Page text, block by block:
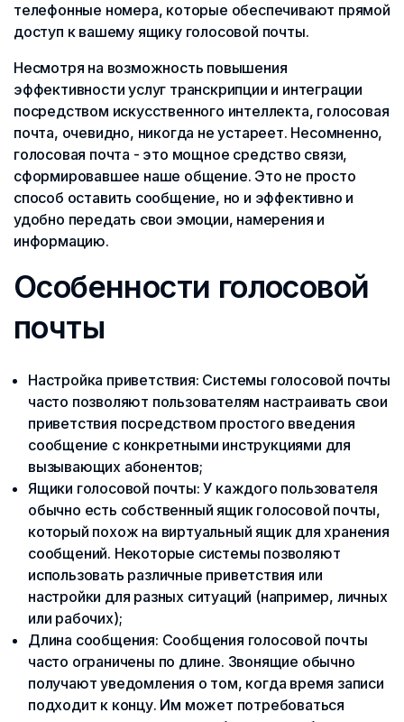
телефонные номера, которые обеспечивают прямой
доступ к вашему ящику голосовой почты.
Несмотря на возможность повышения
эффективности услуг транскрипции и интеграции
посредством искусственного интеллекта, голосовая
почта, очевидно, никогда не устареет. Несомненно,
голосовая почта - это мощное средство связи,
сформировавшее наше общение. Это не просто
способ оставить сообщение, но и эффективно и
удобно передать свои эмоции, намерения и
информацию.
Особенности голосовой
почты
Настройка приветствия: Системы голосовой почты
часто позволяют пользователям настраивать свои
приветствия посредством простого введения
сообщение с конкретными инструкциями для
вызывающих абонентов;
Ящики голосовой почты: У каждого пользователя
обычно есть собственный ящик голосовой почты,
который похож на виртуальный ящик для хранения
сообщений. Некоторые системы позволяют
использовать различные приветствия или
настройки для разных ситуаций (например, личных
или рабочих);
Длина сообщения: Сообщения голосовой почты
часто ограничены по длине. Звонящие обычно
получают уведомления о том, когда время записи
подходит к концу. Им может потребоваться